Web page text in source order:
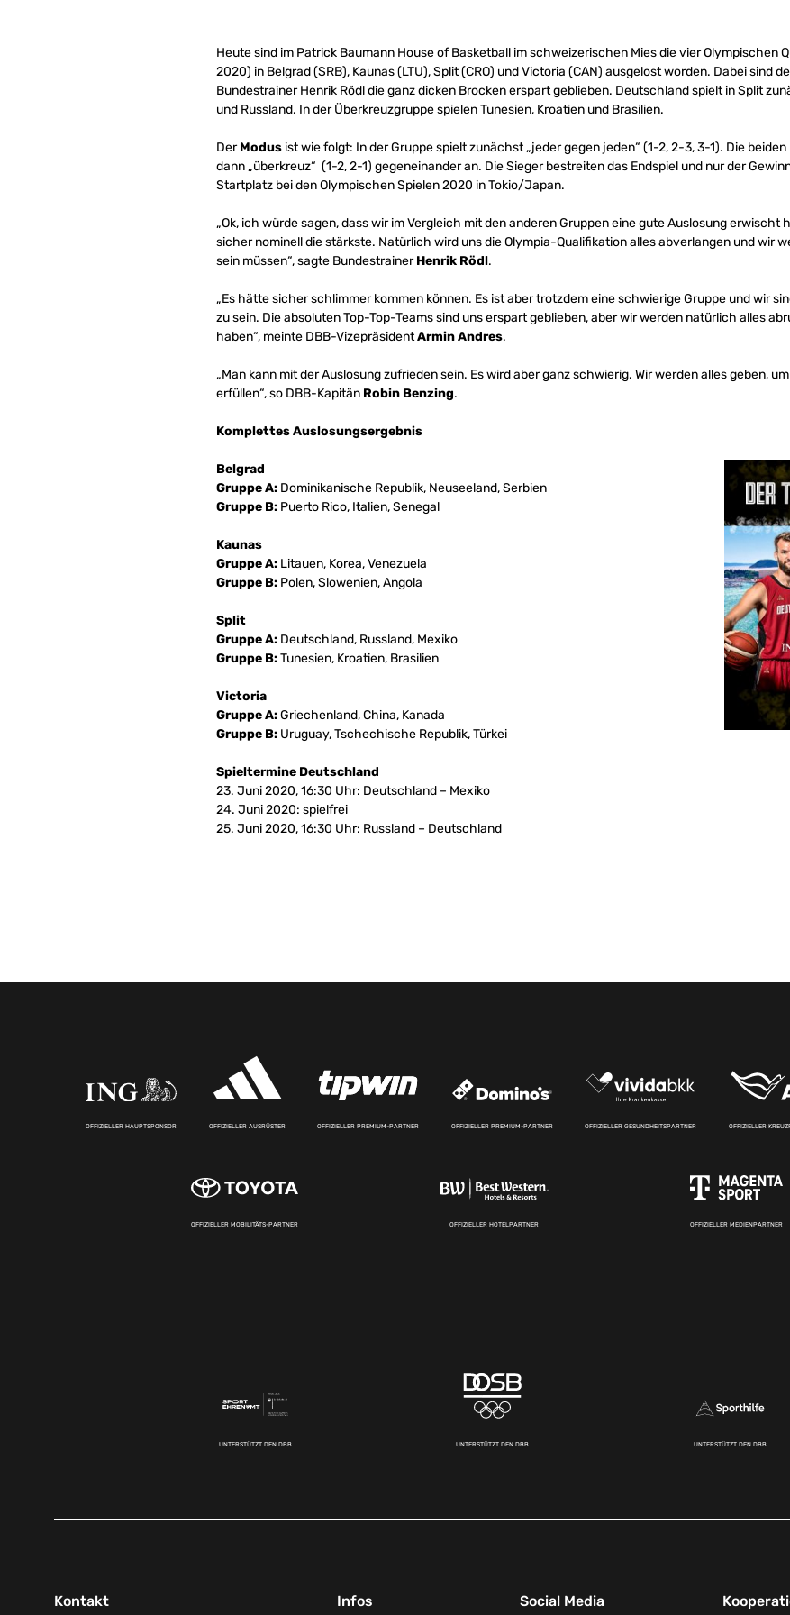
Heute sind im Patrick Baumann House of Basketball im schweizerischen Mies die vier Olympischen
2020) in Belgrad (SRB), Kaunas (LTU), Split (CRO) und Victoria (CAN) ausgelost worden. Dabei sind
Bundestrainer Henrik Rödl die ganz dicken Brocken erspart geblieben. Deutschland spielt in Split
und Russland. In der Überkreuzgruppe spielen Tunesien, Kroatien und Brasilien.
DerModus ist wie folgt: In der Gruppe spielt zunächst „jeder gegen jeden“ (1-2, 2-3, 3-1). Die
dann „überkreuz“ (1-2, 2-1) gegeneinander an. Die Sieger bestreiten das Endspiel und nur der
Startplatz bei den Olympischen Spielen 2020 in Tokio/Japan.
„Ok, ich würde sagen, dass wir im Vergleich mit den anderen Gruppen eine gute Auslosung erwischt
sicher nominell die stärkste. Natürlich wird uns die Olympia-Qualifikation alles abverlangen und wir
sein müssen“, sagte BundestrainerHenrik Rödl.
„Es hätte sicher schlimmer kommen können. Es ist aber trotzdem eine schwierige Gruppe und wir
zu sein. Die absoluten Top-Top-Teams sind uns erspart geblieben, aber wir werden natürlich alles
haben“, meinte DBB-VizepräsidentArmin Andres.
„Man kann mit der Auslosung zufrieden sein. Es wird aber ganz schwierig. Wir werden alles geben,
erfüllen“, so DBB-Kapitän Robin Benzing.
Komplettes Auslosungsergebnis
Belgrad
Gruppe A: Dominikanische Republik, Neuseeland, Serbien
Gruppe B: Puerto Rico, Italien, Senegal
Kaunas
Gruppe A: Litauen, Korea, Venezuela
Gruppe B: Polen, Slowenien, Angola
Split
Gruppe A: Deutschland, Russland, Mexiko
Gruppe B:Tunesien, Kroatien, Brasilien
Victoria
Gruppe A:Griechenland, China, Kanada
Gruppe B: Uruguay, Tschechische Republik, Türkei
Spieltermine Deutschland
23. Juni 2020, 16:30 Uhr: Deutschland – Mexiko
24. Juni 2020: spielfrei
25. Juni 2020, 16:30 Uhr: Russland – Deutschland
OFFIZIELLER HAUPTSPONSOR OFFIZIELLER AUSRÜSTER OFFIZIELLER PREMIUM-PARTNER OFFIZIELLER PREMIUM-PARTNER OFFIZIELLER GESUNDHEITSPARTNER OFFIZIELLER
OFFIZIELLER MOBILITÄTS-PARTNER OFFIZIELLER HOTELPARTNER OFFIZIELLER MEDIENPARTNER
UNTERSTÜTZT DEN DBB UNTERSTÜTZT DEN DBB UNTERSTÜTZT DEN DBB
Kontakt Infos Social Media